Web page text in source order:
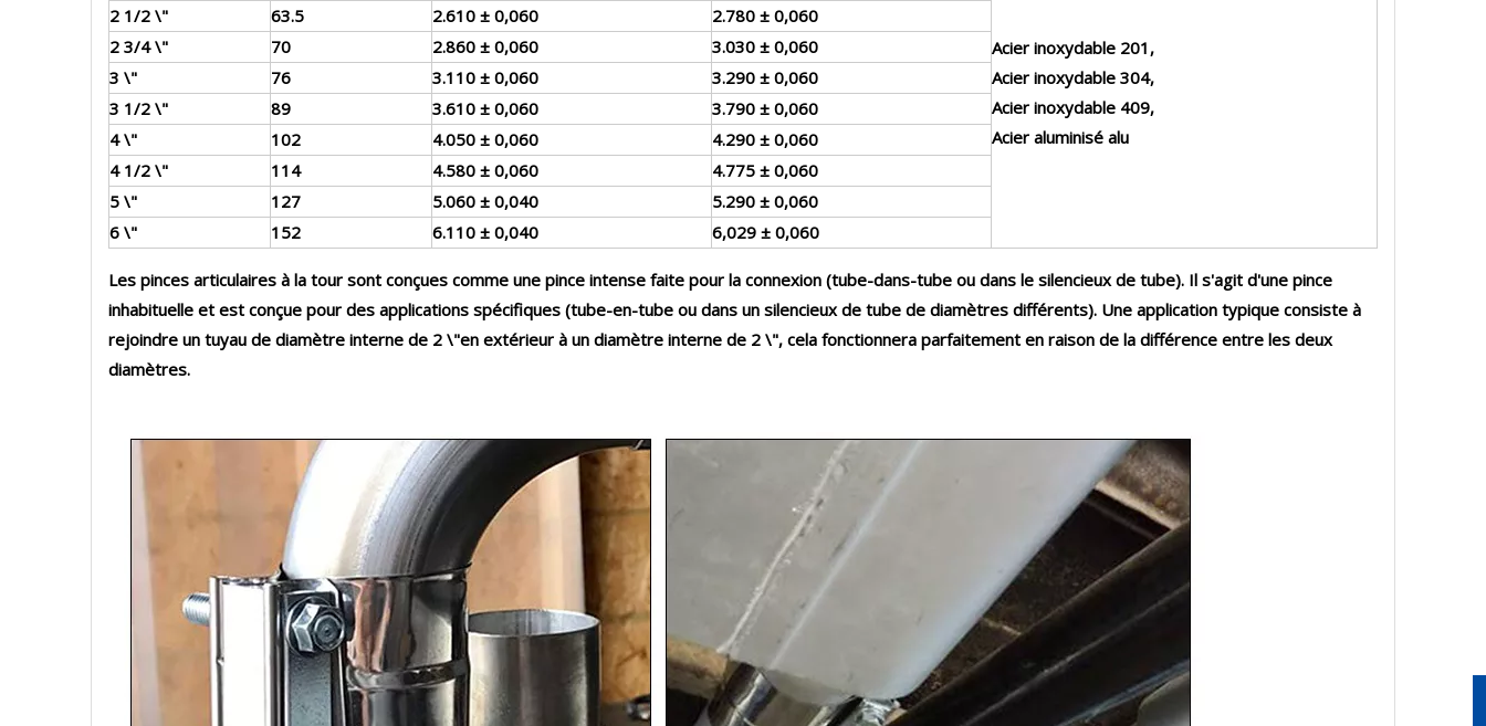
Acier inoxydable 201,
Acier inoxydable 304,
Acier inoxydable 409,
Acier aluminisé alu
2 1/2 \"
63.5 2.610 ± 0,060
2.780 ± 0,060
2 3/4 \"
70 2.860 ± 0,060
3.030 ± 0,060
3 \"
76 3.110 ± 0,060
3.290 ± 0,060
3 1/2 \"
89 3.610 ± 0,060
3.790 ± 0,060
4 \"
102 4.050 ± 0,060
4.290 ± 0,060
4 1/2 \"
114 4.580 ± 0,060
4.775 ± 0,060
5 \"
127 5.060 ± 0,040
5.290 ± 0,060
6 \"
152 6.110 ± 0,040 6,029 ± 0,060
Les pinces articulaires à la tour sont conçues comme une pince intense faite pour la connexion (tube-dans-tube ou dans le silencieux de tube). Il s'agit d'une pince
inhabituelle et est conçue pour des applications spécifiques (tube-en-tube ou dans un silencieux de tube de diamètres différents). Une application typique consiste à
rejoindre un tuyau de diamètre interne de 2 \"en extérieur à un diamètre interne de 2 \", cela fonctionnera parfaitement en raison de la différence entre les deux
diamètres.